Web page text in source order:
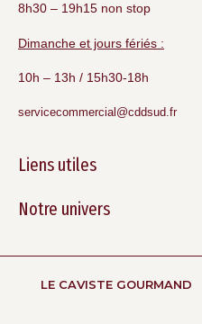
8h30 – 19h15 non stop
Dimanche et jours fériés :
10h – 13h / 15h30-18h
servicecommercial@cddsud.fr
Liens utiles
Notre univers
LE CAVISTE GOURMAND